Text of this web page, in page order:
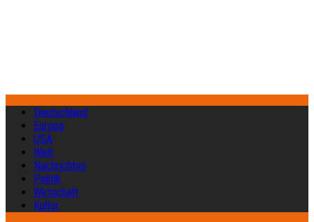
Deutschland
Europa
USA
Welt
Nachrichten
Politik
Wirtschaft
Kultur